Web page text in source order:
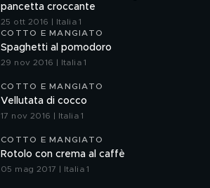
pancetta croccante
25 ott 2016 | Italia 1
COTTO E MANGIATO
Spaghetti al pomodoro
29 nov 2016 | Italia 1
COTTO E MANGIATO
Vellutata di cocco
17 nov 2016 | Italia 1
COTTO E MANGIATO
Rotolo con crema al caffè
05 mag 2017 | Italia 1